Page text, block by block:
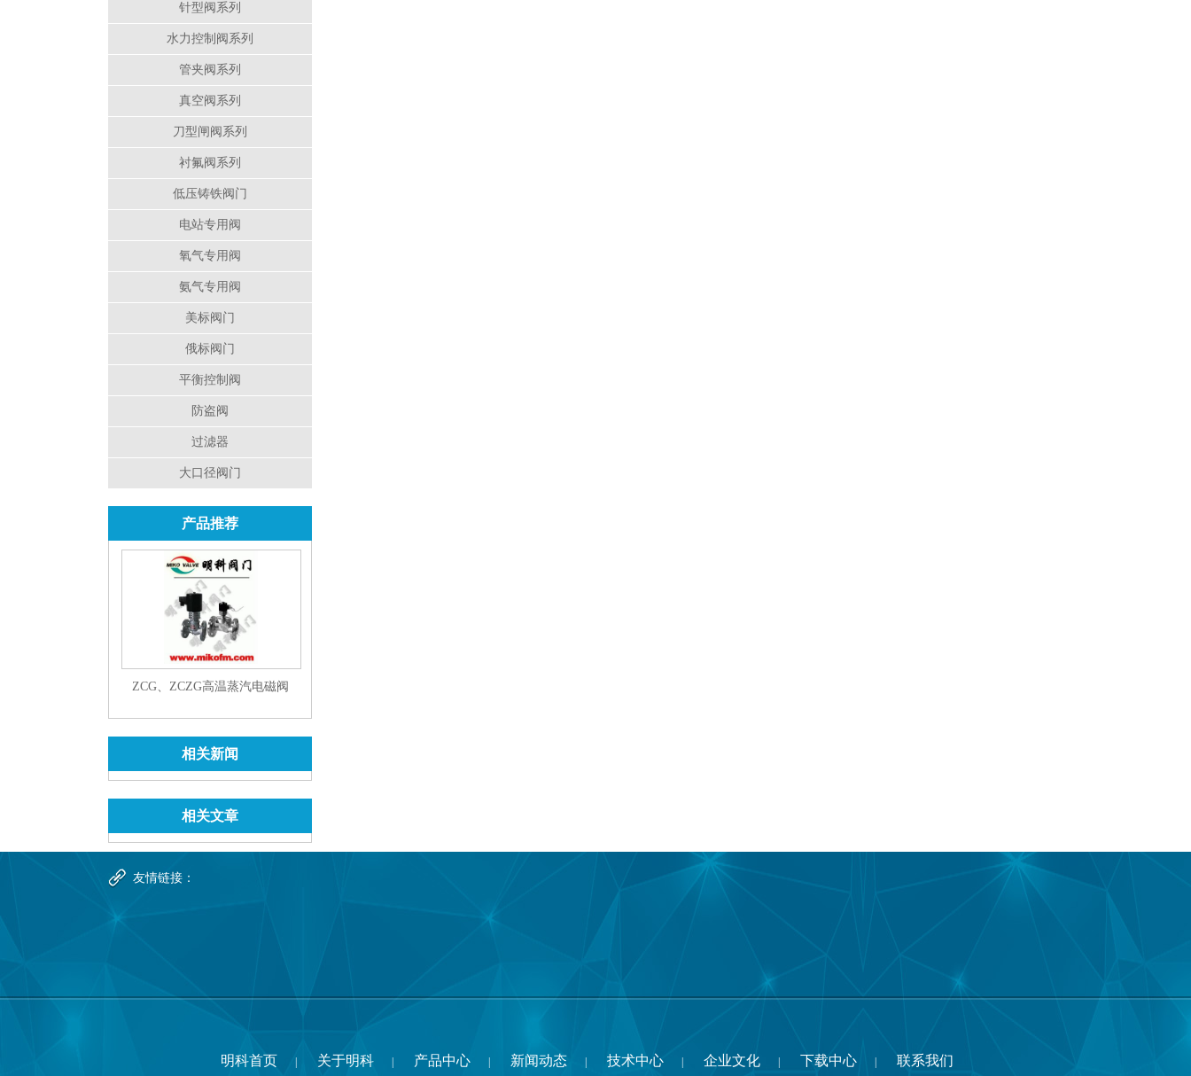
针型阀系列
水力控制阀系列
管夹阀系列
真空阀系列
刀型闸阀系列
衬氟阀系列
低压铸铁阀门
电站专用阀
氧气专用阀
氨气专用阀
美标阀门
俄标阀门
平衡控制阀
防盗阀
过滤器
大口径阀门
产品推荐
ZCG、ZCZG高温蒸汽电磁阀
相关新闻
相关文章
友情链接：
明科首页 关于明科 产品中心 新闻动态 技术中心 企业文化 下载中心 联系我们